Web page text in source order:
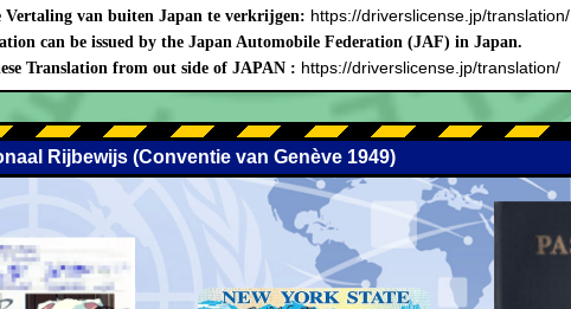
Vertaling van buiten Japan te verkrijgen: https://driverslicense.jp/translation/
can be issued by the Japan Automobile Federation (JAF) in Japan.
Translation from out side of JAPAN : https://driverslicense.jp/translation/
Rijbewijs (Conventie van Genève 1949)